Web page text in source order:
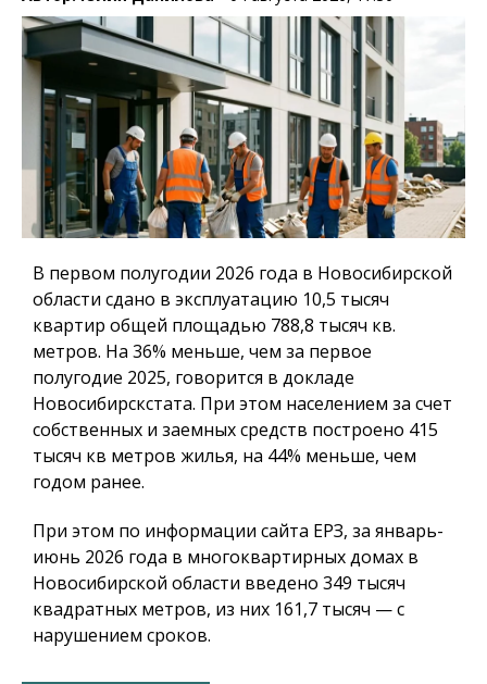
В первом полугодии 2026 года в Новосибирской
области сдано в эксплуатацию 10,5 тысяч
квартир общей площадью 788,8 тысяч кв.
метров. На 36% меньше, чем за первое
полугодие 2025, говорится в докладе
Новосибирскстата. При этом населением за счет
собственных и заемных средств построено 415
тысяч кв метров жилья, на 44% меньше, чем
годом ранее.
При этом по информации сайта ЕРЗ, за январь-
июнь 2026 года в многоквартирных домах в
Новосибирской области введено 349 тысяч
квадратных метров, из них 161,7 тысяч — с
нарушением сроков.